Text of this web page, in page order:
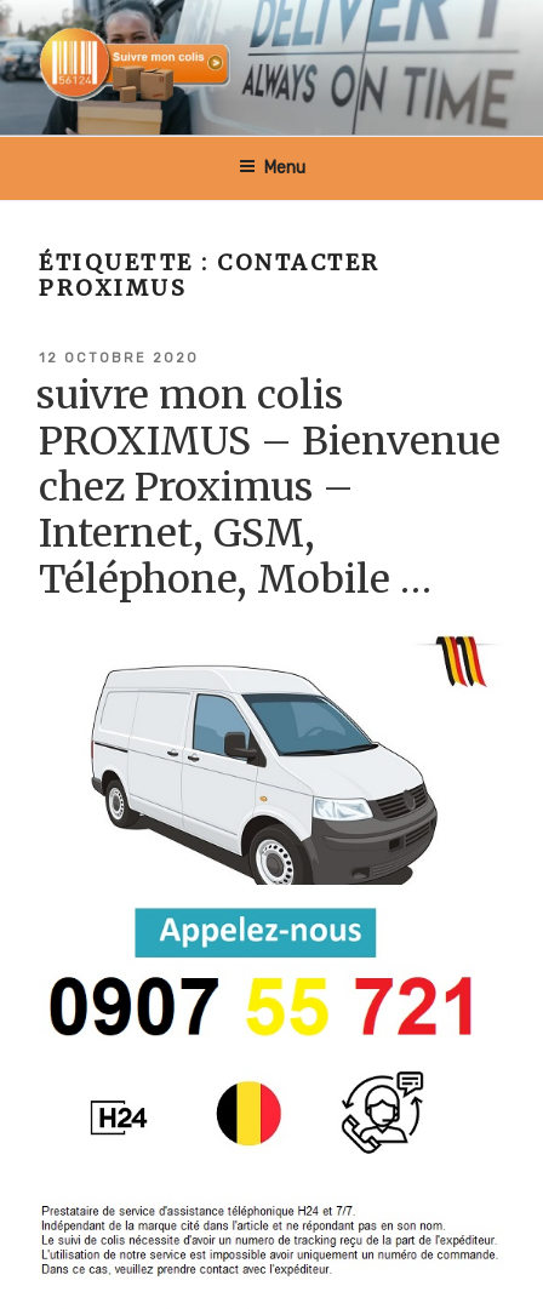
Aller
au
contenu
principal
SUIVRE MON COLIS BELGIQUE
Menu
ÉTIQUETTE : CONTACTER
PROXIMUS
PUBLIÉ
12 OCTOBRE 2020
suivre mon colis
PROXIMUS – Bienvenue
chez Proximus –
Internet, GSM,
Téléphone, Mobile …